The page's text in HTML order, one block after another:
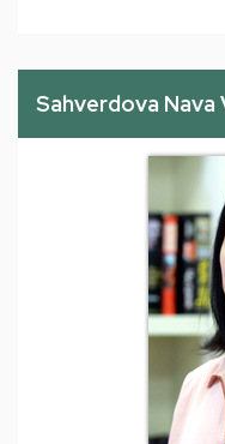
Sahverdova Nava